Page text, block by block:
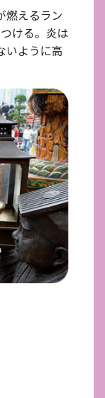
燃えるラン
ける。炎は
いように高